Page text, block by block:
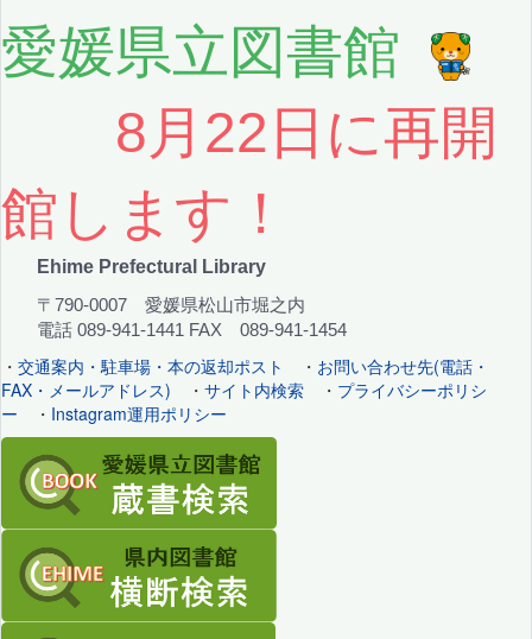
愛媛県立図書館
8月22日に再開
館します！
Ehime Prefectural Library
〒790-0007 愛媛県松山市堀之内
電話 089-941-1441 FAX 089-941-1454
・ 交通案内・駐車場・本の返却ポスト ・ お問い合わせ先(電話・
FAX・メールアドレス) ・ サイト内検索 ・ プライバシーポリシ
ー ・ Instagram運用ポリシー